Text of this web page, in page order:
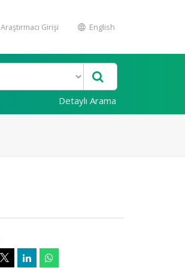
Araştırmacı Girişi English
Detaylı Arama